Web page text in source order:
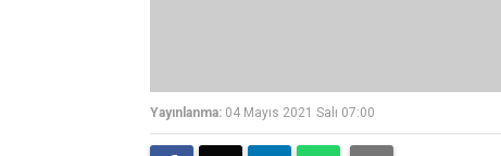
Yayınlanma: 04 Mayıs 2021 Salı 07:00